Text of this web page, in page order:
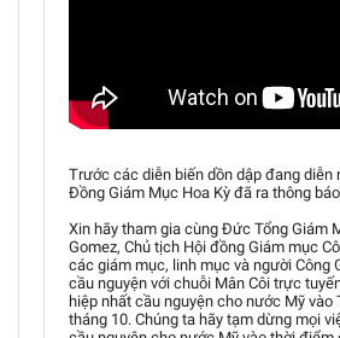
Trước các diễn biến dồn dập đang diễn
Đồng Giám Mục Hoa Kỳ đã ra thông
Xin hãy tham gia cùng Đức Tổng Giám
Gomez, Chủ tịch Hội đồng Giám mục
các giám mục, linh mục và người Công
cầu nguyện với chuỗi Mân Côi trực
hiệp nhất cầu nguyện cho nước Mỹ vào
tháng 10. Chúng ta hãy tạm dừng mọi